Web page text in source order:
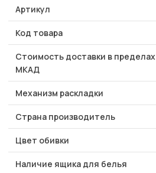
Артикул
Код товара
Стоимость доставки в пределах
МКАД
Механизм раскладки
Страна производитель
Цвет обивки
Наличие ящика для белья